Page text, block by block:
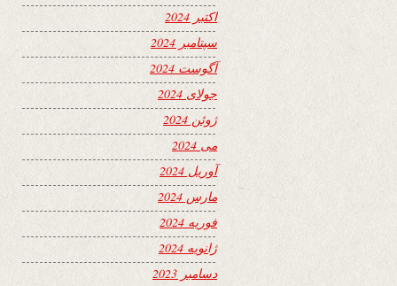
اکتبر 2024
سپتامبر 2024
آگوست 2024
جولای 2024
ژوئن 2024
می 2024
آوریل 2024
مارس 2024
فوریه 2024
ژانویه 2024
دسامبر 2023